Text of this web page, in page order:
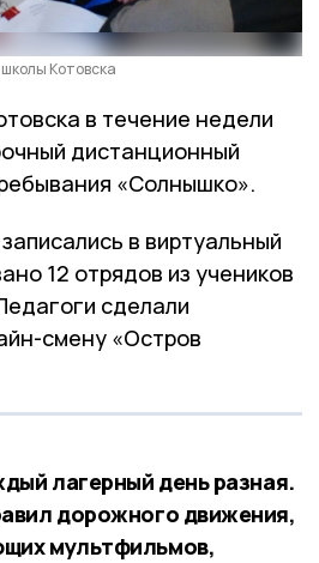
Котовска
в течение недели
дистанционный
«Солнышко».
в виртуальный
12 отрядов из учеников
сделали
смену «Остров
лагерный день разная.
дорожного движения,
мультфильмов,